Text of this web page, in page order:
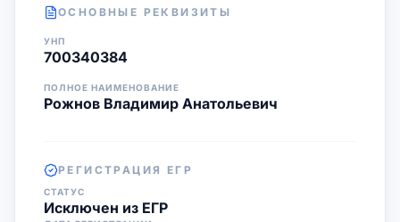
ОСНОВНЫЕ РЕКВИЗИТЫ
УНП
700340384
ПОЛНОЕ НАИМЕНОВАНИЕ
Рожнов Владимир Анатольевич
РЕГИСТРАЦИЯ ЕГР
СТАТУС
Исключен из ЕГР